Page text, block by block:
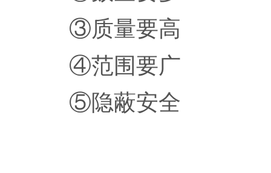
③质量要高
④范围要广
⑤隐蔽安全